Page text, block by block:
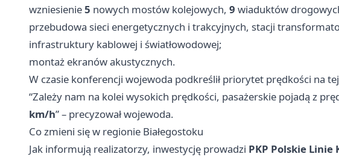
wzniesienie5 nowych mostów kolejowych, 9 wiaduktów
przebudowa sieci energetycznych i trakcyjnych, stacji
infrastruktury kablowej i światłowodowej;
montaż ekranów akustycznych.
W czasie konferencji wojewoda podkreślił priorytet prędkości na
“Zależy nam na kolei wysokich prędkości, pasażerskie pojadą z
km/h” – precyzował wojewoda.
Co zmieni się w regionie Białegostoku
Jak informują realizatorzy, inwestycję prowadzi PKP Polskie Linie